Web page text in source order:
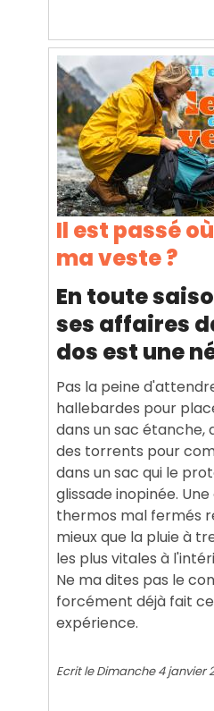
Il est passé
ma veste ?
En toute
ses affaires
dos est une
Pas la peine
hallebardes pour
dans un sac étanche,
des torrents pour
dans un sac qui le
glissade inopinée.
thermos mal fermés
mieux que la pluie à
les plus vitales à
Ne ma dites pas le
forcément déjà fait
expérience.
Ecrit leDimanche 4 janvier